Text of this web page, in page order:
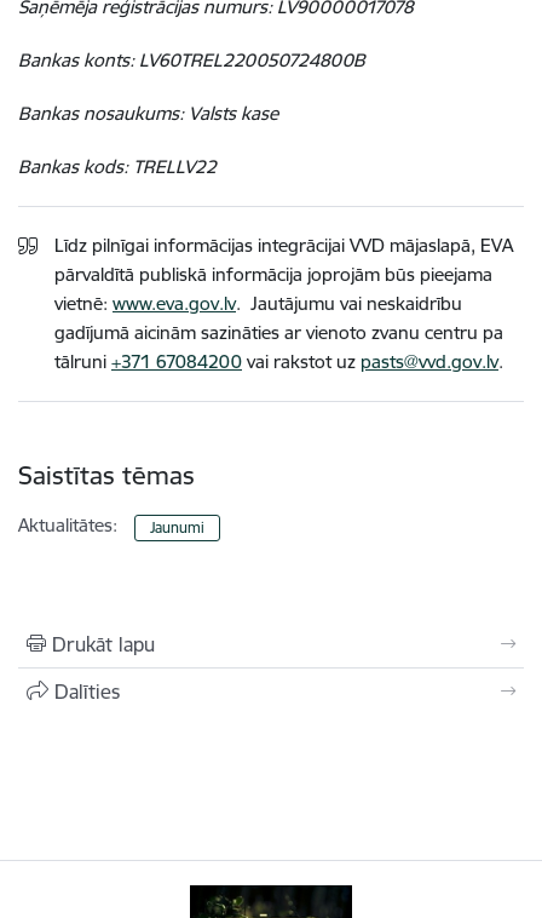
Saņēmēja reģistrācijas numurs: LV90000017078
Bankas konts: LV60TREL220050724800B
Bankas nosaukums: Valsts kase
Bankas kods: TRELLV22
Līdz pilnīgai informācijas integrācijai VVD mājaslapā, EVA
pārvaldītā publiskā informācija joprojām būs pieejama
vietnē: www.eva.gov.lv. Jautājumu vai neskaidrību
gadījumā aicinām sazināties ar vienoto zvanu centru pa
tālruni +371 67084200 vai rakstot uz pasts@vvd.gov.lv.
Saistītas tēmas
Aktualitātes: Jaunumi
Drukāt lapu
Dalīties